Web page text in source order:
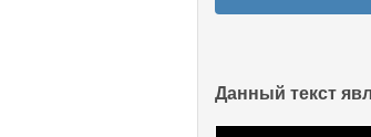
Данный текст